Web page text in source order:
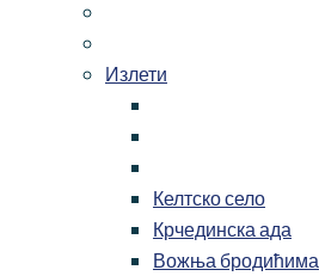
Излети
Келтско село
Крчединска ада
Вожња бродићима